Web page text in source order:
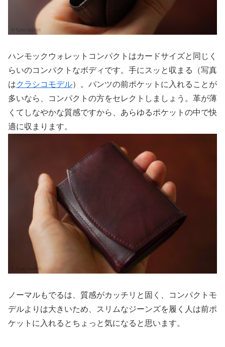
ハンモックウォレットコンパクトはカードサイズと同じく
らいのコンパクトなボディです。手にスッと収まる（写真
はクラシコモデル）。パンツの前ポケットに入れることが
多いなら、コンパクトの方をセレクトしましょう。革が薄
くてしなやかな質感ですから、あらゆるポケットの中で快
適に収まります。
ノーマルもでるは、質感がカッチリと固く、コンパクトモ
デルよりは大きいため、スリムなジーンズを履く人は前ポ
ケットに入れるとちょっと気になると思います。